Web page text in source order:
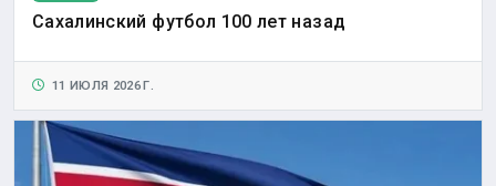
Сахалинский футбол 100 лет назад
11 ИЮЛЯ 2026 Г.